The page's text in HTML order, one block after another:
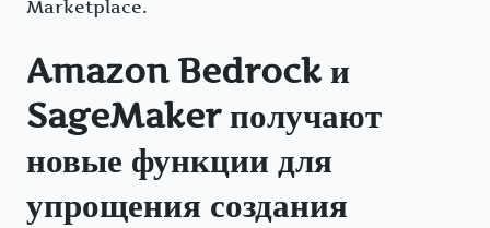
Marketplace.
Amazon Bedrock и
SageMaker получают
новые функции для
упрощения создания